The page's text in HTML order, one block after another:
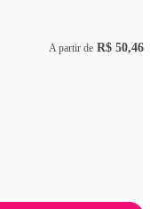
A partir de R$ 50,46